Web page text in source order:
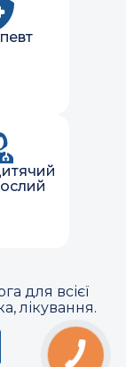
для всієї
лікування.